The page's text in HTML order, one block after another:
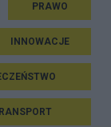
PRAWO
INNOWACJE